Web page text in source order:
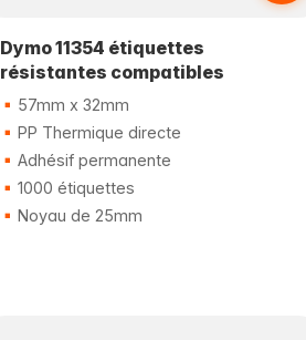
Dymo 11354 étiquettes
résistantes compatibles
57mm x 32mm
PP Thermique directe
Adhésif permanente
1000 étiquettes
Noyau de 25mm